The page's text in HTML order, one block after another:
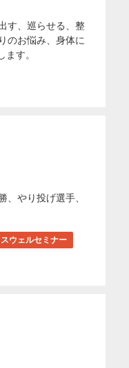
す、巡らせる、整
のお悩み、身体に
す。
、やり投げ選手、
ウェルセミナー